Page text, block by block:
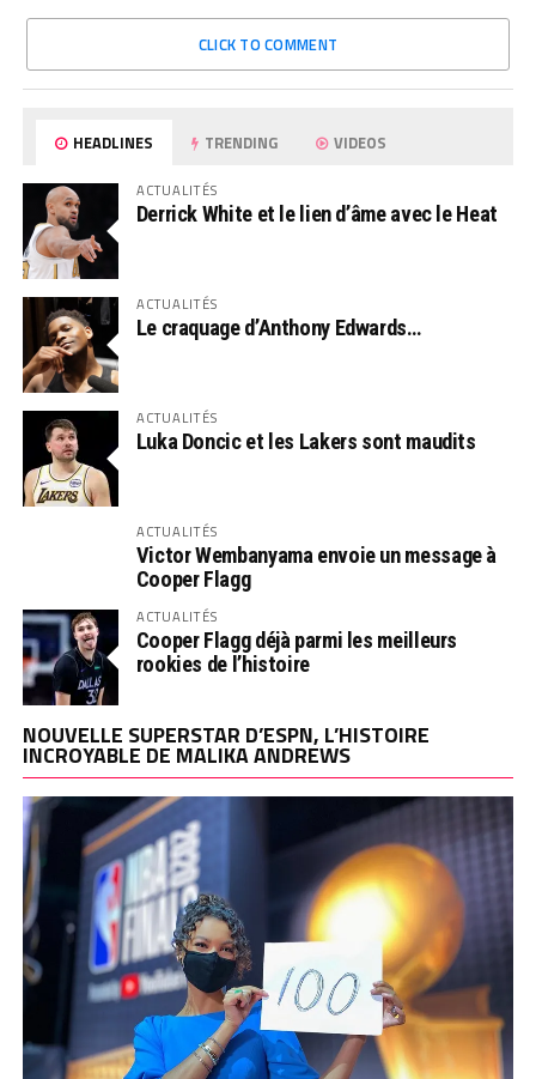
CLICK TO COMMENT
HEADLINES TRENDING VIDEOS
ACTUALITÉS
Derrick White et le lien d’âme avec le Heat
ACTUALITÉS
Le craquage d’Anthony Edwards…
ACTUALITÉS
Luka Doncic et les Lakers sont maudits
ACTUALITÉS
Victor Wembanyama envoie un message à
Cooper Flagg
ACTUALITÉS
Cooper Flagg déjà parmi les meilleurs
rookies de l’histoire
NOUVELLE SUPERSTAR D’ESPN, L’HISTOIRE
INCROYABLE DE MALIKA ANDREWS